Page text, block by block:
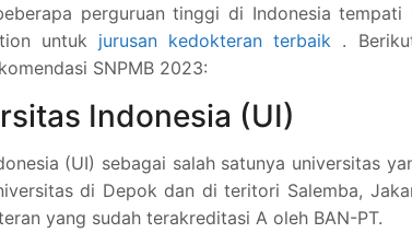
perguruan tinggi di Indonesia
untuk jurusan kedokteran terbaik .
SNPMB 2023:
Indonesia (UI)
(UI) sebagai salah satunya universitas
di Depok dan di teritori Salemba,
yang sudah terakreditasi A oleh BAN-PT.